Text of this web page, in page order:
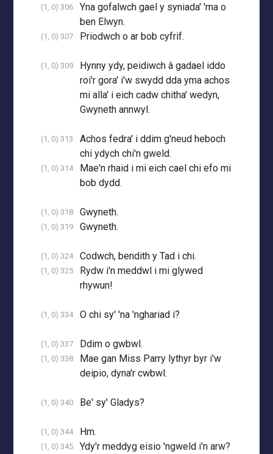
(1, 0) 306
Yna gofalwch gael y syniada' 'ma o
ben Elwyn.
(1, 0) 307 Priodwch o ar bob cyfrif.
(1, 0) 309
Hynny ydy, peidiwch â gadael iddo
roi'r gora' i'w swydd dda yma achos
mi alla' i eich cadw chitha' wedyn,
Gwyneth annwyl.
(1, 0) 313
Achos fedra' i ddim g'neud heboch
chi ydych chi'n gweld.
(1, 0) 314
Mae'n rhaid i mi eich cael chi efo mi
bob dydd.
(1, 0) 318 Gwyneth.
(1, 0) 319 Gwyneth.
(1, 0) 324 Codwch, bendith y Tad i chi.
(1, 0) 325
Rydw i'n meddwl i mi glywed
rhywun!
(1, 0) 334 O chi sy' 'na 'nghariad i?
(1, 0) 337 Ddim o gwbwl.
(1, 0) 338
Mae gan Miss Parry lythyr byr i'w
deipio, dyna'r cwbwl.
(1, 0) 340 Be' sy' Gladys?
(1, 0) 344 Hm.
(1, 0) 345 Ydy'r meddyg eisio 'ngweld i'n arw?